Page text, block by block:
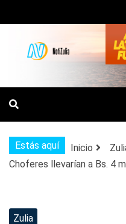
al
contenido
NOTICIAS
DE
Estás aquí Inicio
Choferes llevarían a Bs. 4
Zulia